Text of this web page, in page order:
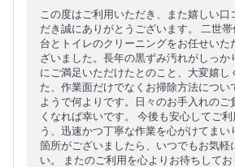
この度はご利用いただき、また嬉しい口
だき誠にありがとうございます。 二世
台とトイレのクリーニングをお任せいた
ざいました。長年の黒ずみ汚れがしっか
にご満足いただけたとのこと、大変嬉し
た、作業面だけでなくお掃除方法につい
ようで何よりです。日々のお手入れのご
くなれば幸いです。 今後も安心してご
う、迅速かつ丁寧な作業を心がけてまい
箇所がございましたら、いつでもお気軽
い。 またのご利用を心よりお待ちしてお